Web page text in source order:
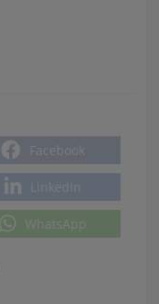
Facebook
LinkedIn
WhatsApp